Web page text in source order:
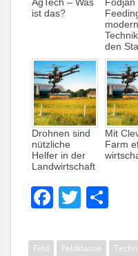
ist das?
den
Drohnen sind
nützliche
Helfer in der
Landwirtschaft
Mit
Farm
F
c
T
itt le
Feld Feldklasse